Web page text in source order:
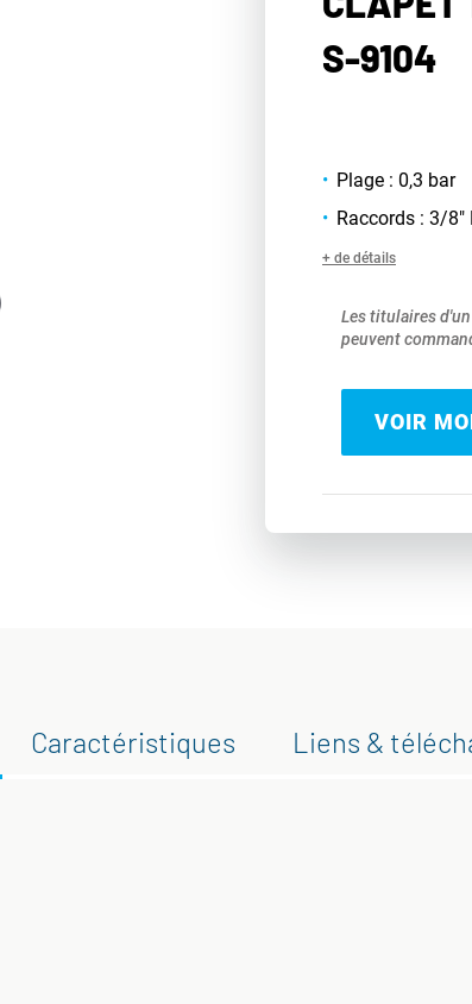
S-9104
Plage : 0,3 bar
Raccords : 3/8"
+ de détails
Les titulaires
peuvent
VOIR
Caractéristiques Liens &